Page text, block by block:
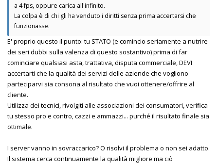
a 4 fps, oppure carica all'infinito.
La colpa è di chi gli ha venduto i diritti senza prima accertarsi che
funzionasse.
E' proprio questo il punto: tu STATO (e comincio seriamente a nutrire
dei seri dubbi sulla valenza di questo sostantivo) prima di far
cominciare qualsiasi asta, trattativa, disputa commerciale, DEVI
accertarti che la qualità dei servizi delle aziende che vogliono
parteciparvi sia consona al risultato che vuoi ottenere/offrire al
cliente.
Utilizza dei tecnici, rivolgiti alle associazioni dei consumatori, verifica
tu stesso pro e contro, cazzi e ammazzi... purché il risultato finale sia
ottimale.
I server vanno in sovraccarico? O risolvi il problema o non sei adatto.
Il sistema cerca continuamente la qualità migliore ma ciò